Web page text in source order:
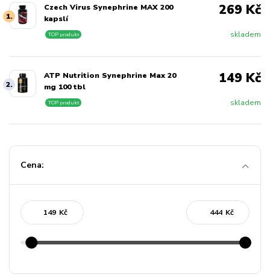
1.
Czech Virus Synephrine MAX 200
kapslí
skladem
TOP produkt
269 Kč
2.
ATP Nutrition Synephrine Max 20
mg 100 tbl
skladem
TOP produkt
149 Kč
Cena:
Kč Kč